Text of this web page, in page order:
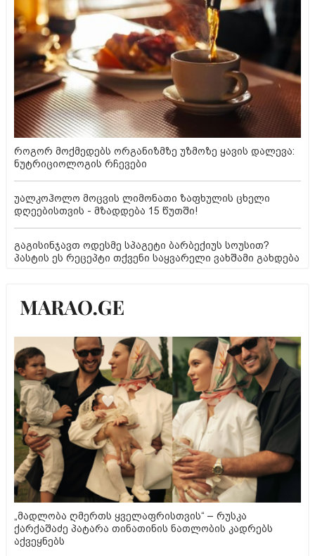
როგორ მოქმედებს ორგანიზმზე უზმოზე ყავის დალევა:
ნუტრიციოლოგის რჩევები
უალკოჰოლო მოცვის ლიმონათი ზაფხულის ცხელი
დღეებისთვის - მზადდება 15 წუთში!
გაგისინჯავთ ოდესმე სპაგეტი ბარბექიუს სოუსით?
პასტის ეს რეცეპტი თქვენი საყვარელი ვახშამი გახდება
„მადლობა ღმერთს ყველაფრისთვის“ – რუსკა
ქარქაშაძე პატარა თინათინის ნათლობის კადრებს
აქვეყნებს